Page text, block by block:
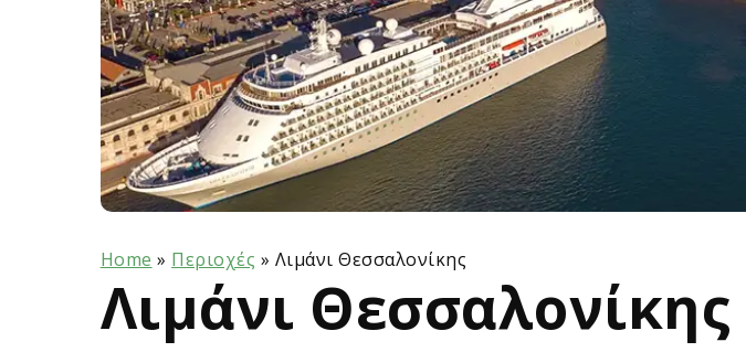
Home » Περιοχές » Λιμάνι Θεσσαλονίκης
Λιμάνι Θεσσαλονίκης